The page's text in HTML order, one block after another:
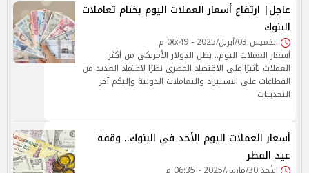
عاجل| ارتفاع أسعار العملات اليوم بختام تعاملات
البنوك
الخميس 03/أبريل/2025 - 06:49 م
أسعار العملات اليوم.. يظل الدولار الأمريكي من أكثر
العملات تأثيرًا على الاقتصاد المصري نظرًا لاعتماد العديد من
القطاعات على الاستيراد والتعاملات الدولية وإليكم آخر
التحديثات
أسعار العملات اليوم الأحد في البنوك.. وقفة
عيد الفطر